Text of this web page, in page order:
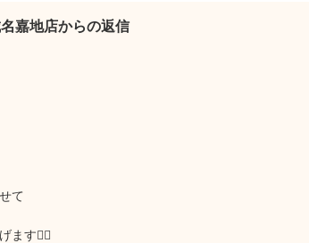
嘉地店からの返信
て
ます🙇‍♂️